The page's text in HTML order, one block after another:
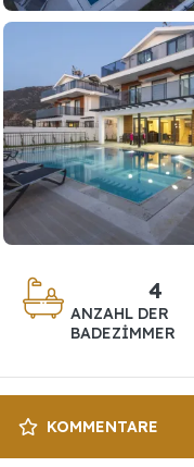
4
ANZAHL DER
BADEZIMMER
KOMMENTARE